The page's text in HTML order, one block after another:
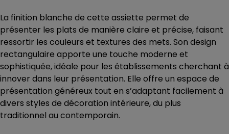
La finition blanche de cette assiette permet de
présenter les plats de manière claire et précise, faisant
ressortir les couleurs et textures des mets. Son design
rectangulaire apporte une touche moderne et
sophistiquée, idéale pour les établissements cherchant à
innover dans leur présentation. Elle offre un espace de
présentation généreux tout en s’adaptant facilement à
divers styles de décoration intérieure, du plus
traditionnel au contemporain.